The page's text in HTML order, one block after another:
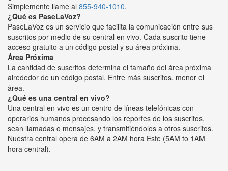
Simplemente llame al 855-940-1010.
¿Qué es PaseLaVoz?
PaseLaVoz es un servicio que facilita la comunicación entre sus
suscritos por medio de su central en vivo. Cada suscrito tiene
acceso gratuito a un código postal y su área próxima.
Área Próxima
La cantidad de suscritos determina el tamaño del área próxima
alrededor de un código postal. Entre más suscritos, menor el
área.
¿Qué es una central en vivo?
Una central en vivo es un centro de líneas telefónicas con
operarios humanos procesando los reportes de los suscritos,
sean llamadas o mensajes, y transmitiéndolos a otros suscritos.
Nuestra central opera de 6AM a 2AM hora Este (5AM to 1AM
hora central).